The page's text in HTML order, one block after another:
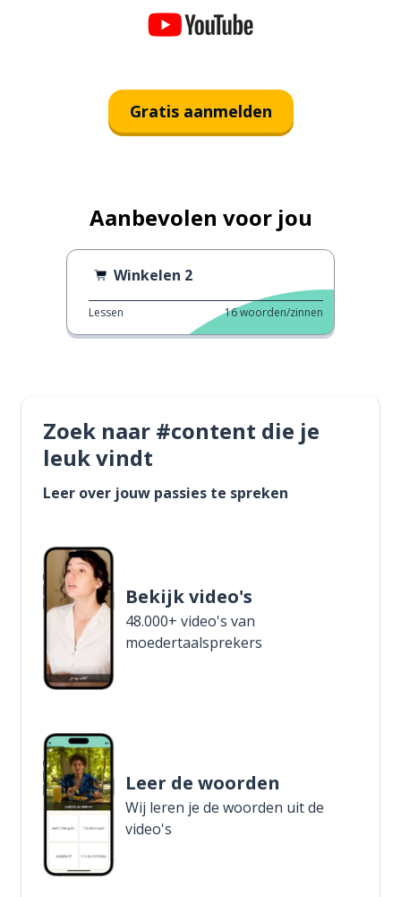
Gratis aanmelden
Aanbevolen voor jou
Winkelen 2
Lessen 16woorden/zinnen
Zoek naar #content die je
leuk vindt
Leer over jouw passies te spreken
Bekijk video's
48.000+ video's van
moedertaalsprekers
Leer de woorden
Wij leren je de woorden uit de
video's